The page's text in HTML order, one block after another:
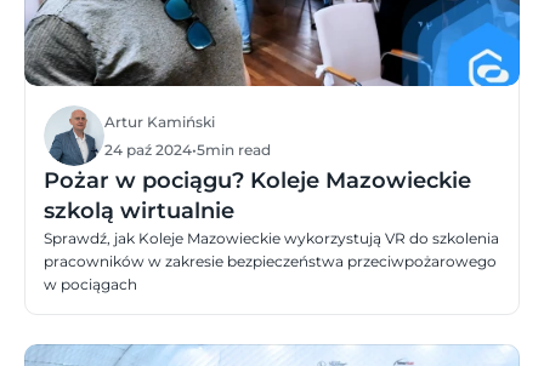
Artur Kamiński
24 paź 2024•5min read
Pożar w pociągu? Koleje Mazowieckie
szkolą wirtualnie
Sprawdź, jak Koleje Mazowieckie wykorzystują VR do szkolenia
pracowników w zakresie bezpieczeństwa przeciwpożarowego
w pociągach